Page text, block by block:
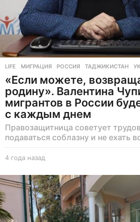
LIFE МИГРАЦИЯ ,РОССИЯ ,ТАДЖИКИСТАН ,
«Если можете,
родину». Валентина
мигрантов в России
с каждым днем
Правозащитница советует
подаваться соблазну и не ехать
4 года назад
о
д
а
н
а